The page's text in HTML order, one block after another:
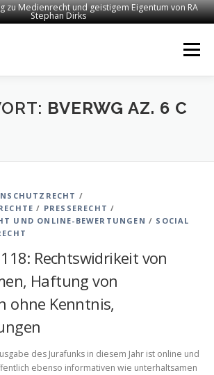
zu Medienrecht und geistigem Eigentum von RA
Stephan Dirks
Menü
RECHTSANWALT DIRKS
BVERWG AZ. 6 C
/
/ PRESSERECHT /
UND ONLINE-BEWERTUNGEN / SOCIAL
Rechtswidrikeit von
Haftung von
ohne Kenntnis,
des Jurafunks in diesem Jahr ist online und
ebenso informativen wie unterhaltsamen